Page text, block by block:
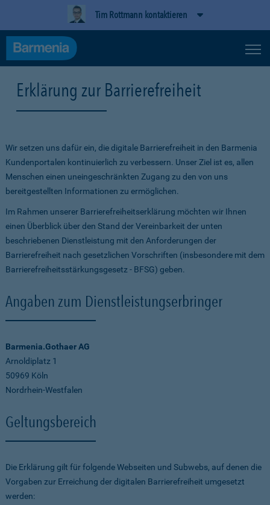
Tim Rottmann kontaktieren
Erklärung zur Barrierefreiheit
Wir setzen uns dafür ein, die digitale Barrierefreiheit in den Barmenia
Kundenportalen kontinuierlich zu verbessern. Unser Ziel ist es, allen
Menschen einen uneingeschränkten Zugang zu den von uns
bereitgestellten Informationen zu ermöglichen.
Im Rahmen unserer Barrierefreiheitserklärung möchten wir Ihnen
einen Überblick über den Stand der Vereinbarkeit der unten
beschriebenen Dienstleistung mit den Anforderungen der
Barrierefreiheit nach gesetzlichen Vorschriften (insbesondere mit dem
Barrierefreiheitsstärkungsgesetz - BFSG) geben.
Angaben zum Dienstleistungserbringer
Barmenia.Gothaer AG
Arnoldiplatz 1
50969 Köln
Nordrhein-Westfalen
Geltungsbereich
Die Erklärung gilt für folgende Webseiten und Subwebs, auf denen die
Vorgaben zur Erreichung der digitalen Barrierefreiheit umgesetzt
werden: